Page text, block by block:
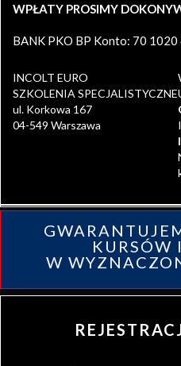
WPŁATY PROSIMY
BANK PKO BP Konto: 70
INCOLT EURO
SZKOLENIA SPECJALISTYCZNE
ul. Korkowa 167
04-549 Warszawa
KURSÓW
W